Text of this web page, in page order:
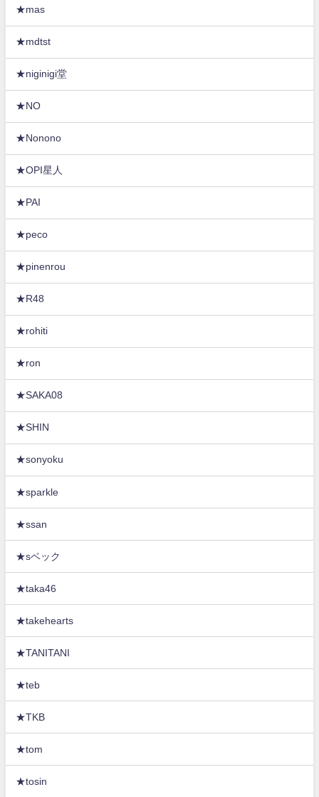
★mas
★mdtst
★niginigi堂
★NO
★Nonono
★OPI星人
★PAI
★peco
★pinenrou
★R48
★rohiti
★ron
★SAKA08
★SHIN
★sonyoku
★sparkle
★ssan
★sベック
★taka46
★takehearts
★TANITANI
★teb
★TKB
★tom
★tosin